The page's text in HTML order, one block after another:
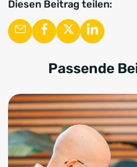
Diesen Beitrag teilen:
Passende